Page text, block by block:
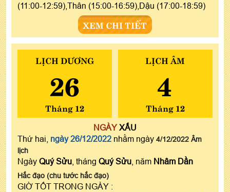
(11:00-12:59),Thân (15:00-16:59),Dậu (17:00-18:59)
XEM CHI TIẾT
LỊCH DƯƠNG
26
Tháng 12
LỊCH ÂM
4
Tháng 12
NGÀYXẤU
Thứ hai, ngày 26/12/2022 nhằm ngày 4/12/2022 Âm
lịch
Ngày Quý Sửu , tháng Quý Sửu , năm Nhâm Dần
Hắc đạo (chu tước hắc đạo)
GIỜ TỐT TRONG NGÀY :